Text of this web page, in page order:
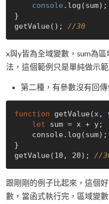
console .log(sum);
}
getValue(); //30
x與y皆為全域變數，sum為
法，這個範例只是單純做示範
第二種，有參數沒有回傳
function getValue(x,
let sum = x + y;
}
getValue(10, 20) ; //
跟剛剛的例子比起來，這個
數，當函式執行完，區域變